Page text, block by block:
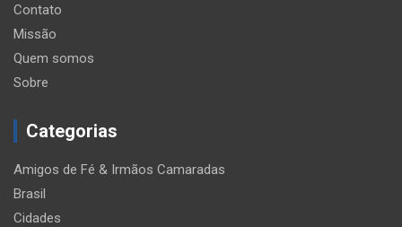
Contato
Missão
Quem somos
Sobre
Categorias
Amigos de Fé & Irmãos Camaradas
Brasil
Cidades